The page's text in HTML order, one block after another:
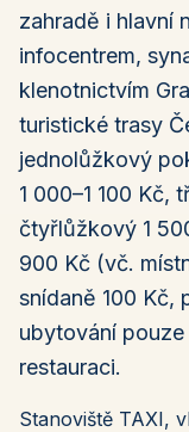
zahradě i hlavní
infocentrem,
klenotnictvím
turistické trasy
jednolůžkový
1 000–1 100 Kč,
čtyřlůžkový 1
900 Kč (vč.
snídaně 100 Kč,
ubytování
restauraci.
Stanoviště TAXI,